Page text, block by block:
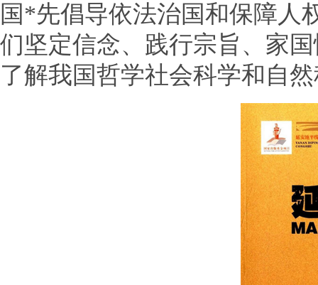
国*先倡导依法治国和保障人
们坚定信念、践行宗旨、家
了解我国哲学社会科学和自